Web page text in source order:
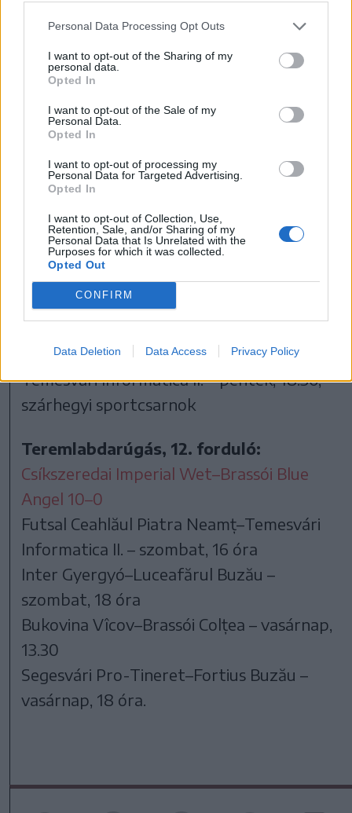
Personal Data Processing Opt Outs
I want to opt-out of the Sharing of my
personal data.
Opted In
I want to opt-out of the Sale of my
Personal Data.
Opted In
I want to opt-out of processing my
Personal Data for Targeted Advertising.
Opted In
I want to opt-out of Collection, Use,
Retention, Sale, and/or Sharing of my
Personal Data that Is Unrelated with the
Purposes for which it was collected.
Opted Out
CONFIRM
Data Deletion Data Access Privacy Policy
ennek is tudható be, hogy a tabella alján
tanyáznak a gyergyóiak. A hétvégi
találkozók során ez a probléma nem áll
fenn, így minden bizonnyal sikerül jó
mérkőzéseket játszani Szárhegyen.
Imperial Wet, ugyanis a 12. forduló
meccsét korábbanlejátszotta
Teremlabdarúgás, 10. forduló,
Gyergyószentmiklósi Inter Gyergyó–
Temesvári Informatica II.–péntek, 18.30,
szárhegyi sportcsarnok
Teremlabdarúgás, 12. forduló:
Csíkszeredai Imperial Wet–Brassói Blue
Angel 10–0
Futsal Ceahlăul Piatra Neamț–Temesvári
Informatica II.– szombat, 16 óra
Inter Gyergyó–Luceafărul Buzău–
szombat, 18 óra
Bukovina Vîcov–Brassói Colțea– vasárnap,
13.30
Segesvári Pro-Tineret–Fortius Buzău–
vasárnap, 18 óra.